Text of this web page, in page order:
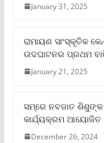
January 31, 2025
ରାମାୟଣ ସାଂସ୍କୃତିକ
ଉଦଘାଟନର ପ୍ରଥମ
January 21, 2025
ସମ୍‌ରେ ନବଜାତ
କାର୍ଯ୍ୟକ୍ରମ ଆୟୋଜିତ
December 26, 2024